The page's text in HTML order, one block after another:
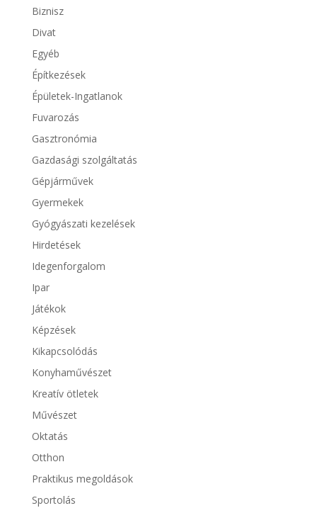
Biznisz
Divat
Egyéb
Építkezések
Épületek-Ingatlanok
Fuvarozás
Gasztronómia
Gazdasági szolgáltatás
Gépjárművek
Gyermekek
Gyógyászati kezelések
Hirdetések
Idegenforgalom
Ipar
Játékok
Képzések
Kikapcsolódás
Konyhaművészet
Kreatív ötletek
Művészet
Oktatás
Otthon
Praktikus megoldások
Sportolás